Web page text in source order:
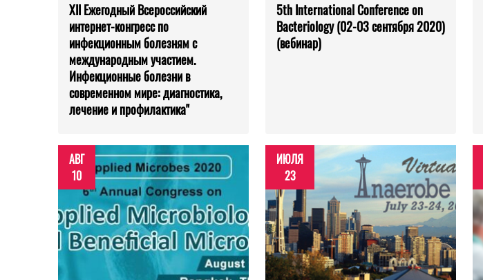
XII Ежегодный Всероссийский
интернет-конгресс по
инфекционным болезням с
международным участием.
Инфекционные болезни в
современном мире: диагностика,
лечение и профилактика"
5th International Conference on
Bacteriology (02-03 сентября 2020)
(вебинар)
АВГ
10
ИЮЛЯ
23